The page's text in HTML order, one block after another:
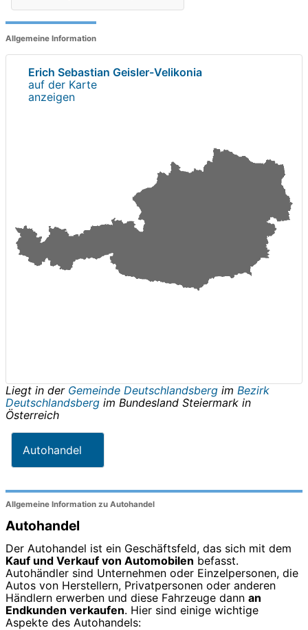
Allgemeine Information
Erich Sebastian Geisler-Velikonia
auf der Karte
anzeigen
Liegt in der Gemeinde Deutschlandsberg im Bezirk
Deutschlandsberg im Bundesland Steiermark in
Österreich
Autohandel
Allgemeine Information zu Autohandel
Autohandel
Der Autohandel ist ein Geschäftsfeld, das sich mit dem
Kauf und Verkauf von Automobilen befasst.
Autohändler sind Unternehmen oder Einzelpersonen, die
Autos von Herstellern, Privatpersonen oder anderen
Händlern erwerben und diese Fahrzeuge dann an
Endkunden verkaufen. Hier sind einige wichtige
Aspekte des Autohandels: